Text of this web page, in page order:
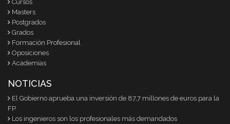
Cursos
Masters
Postgrados
Grados
Formación Profesional
Oposiciones
Academias
NOTICIAS
El Gobierno aprueba una inversión de 87,7 millones de euros para la
FP
Los ingenieros son los profesionales más demandados